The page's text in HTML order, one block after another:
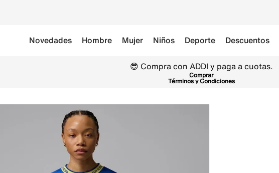
Novedades Hombre Mujer Niños Deporte Descuentos
😎 Compra con ADDI y paga a cuotas.
Comprar
Términos y Condiciones